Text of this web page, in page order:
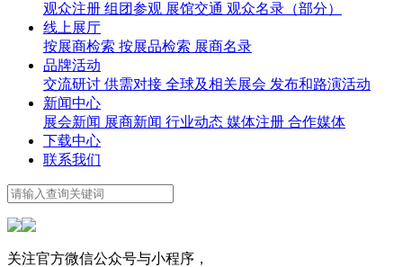
观众注册 组团参观 展馆交通 观众名录（部分）
线上展厅
按展商检索 按展品检索 展商名录
品牌活动
交流研讨 供需对接 全球及相关展会 发布和路演活动
新闻中心
展会新闻 展商新闻 行业动态 媒体注册 合作媒体
下载中心
联系我们
关注官方微信公众号与小程序，